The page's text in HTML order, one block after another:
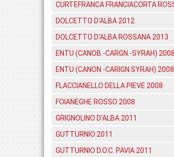
CURTEFRANCA FRANCIACORTA
DOLCETTO D'ALBA 2012
DOLCETTO D'ALBA ROSSANA 2013
ENTU (CANOB.-CARGN.-SYRAH) 2008
ENTU (CANON.-CARIGN.SYRAH) 2008
FLACCIANELLO DELLA PIEVE 2008
FOIANEGHE ROSSO 2008
GRIGNOLINO D'ALBA 2011
GUTTURNIO 2011
GUTTURNIO D.O.C. PAVIA 2011